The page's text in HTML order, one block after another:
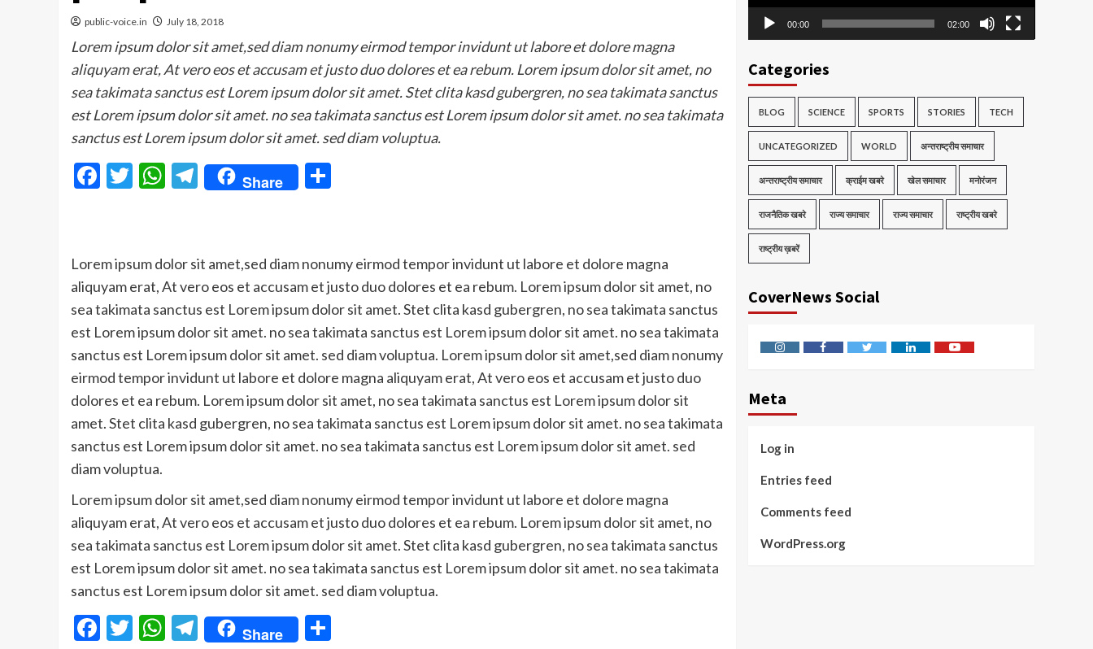
public-voice.in July 18, 2018
Lorem ipsum dolor sit amet,sed diam nonumy eirmod tempor invidunt ut labore et dolore magna
aliquyam erat, At vero eos et accusam et justo duo dolores et ea rebum. Lorem ipsum dolor sit amet, no
sea takimata sanctus est Lorem ipsum dolor sit amet. Stet clita kasd gubergren, no sea takimata sanctus
est Lorem ipsum dolor sit amet. no sea takimata sanctus est Lorem ipsum dolor sit amet. no sea takimata
sanctus est Lorem ipsum dolor sit amet. sed diam voluptua.
Facebook
Twitter
WhatsApp
Telegram
Share
Lorem ipsum dolor sit amet,sed diam nonumy eirmod tempor invidunt ut labore et dolore magna
aliquyam erat, At vero eos et accusam et justo duo dolores et ea rebum. Lorem ipsum dolor sit amet, no
sea takimata sanctus est Lorem ipsum dolor sit amet. Stet clita kasd gubergren, no sea takimata sanctus
est Lorem ipsum dolor sit amet. no sea takimata sanctus est Lorem ipsum dolor sit amet. no sea takimata
sanctus est Lorem ipsum dolor sit amet. sed diam voluptua. Lorem ipsum dolor sit amet,sed diam nonumy
eirmod tempor invidunt ut labore et dolore magna aliquyam erat, At vero eos et accusam et justo duo
dolores et ea rebum. Lorem ipsum dolor sit amet, no sea takimata sanctus est Lorem ipsum dolor sit
amet. Stet clita kasd gubergren, no sea takimata sanctus est Lorem ipsum dolor sit amet. no sea takimata
sanctus est Lorem ipsum dolor sit amet. no sea takimata sanctus est Lorem ipsum dolor sit amet. sed
diam voluptua.
Lorem ipsum dolor sit amet,sed diam nonumy eirmod tempor invidunt ut labore et dolore magna
aliquyam erat, At vero eos et accusam et justo duo dolores et ea rebum. Lorem ipsum dolor sit amet, no
sea takimata sanctus est Lorem ipsum dolor sit amet. Stet clita kasd gubergren, no sea takimata sanctus
est Lorem ipsum dolor sit amet. no sea takimata sanctus est Lorem ipsum dolor sit amet. no sea takimata
sanctus est Lorem ipsum dolor sit amet. sed diam voluptua.
Facebook
Twitter
WhatsApp
Telegram
Share
00:00 02:00
Categories
BLOG SCIENCE SPORTS STORIES TECH
UNCATEGORIZED WORLD अन्तराष्ट्रीय समाचार
अन्तराष्ट्रीय समाचार क्राईम खबरे खेल समाचार मनोरंजन
राजनैतिक खबरे राज्य समाचार राज्य समाचार राष्ट्रीय खबरे
राष्ट्रीय ख़बरें
CoverNews Social
InstagramFacebookTwitter LinkedinYoutube
Meta
Log in
Entries feed
Comments feed
WordPress.org